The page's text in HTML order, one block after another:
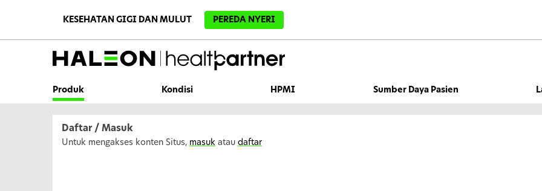
n
KESEHATAN GIGI DAN MULUT PEREDA NYERI
Produk Kondisi HPMI Sumber Daya Pasien
Daftar / Masuk
Untuk mengakses konten Situs, masuk atau daftar